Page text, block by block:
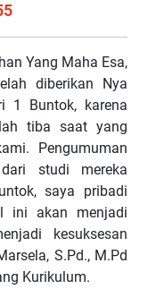
Yang Maha Esa,
diberikan Nya
1 Buntok, karena
tiba saat yang
Pengumuman
studi mereka
saya pribadi
ini akan menjadi
kesuksesan
S.Pd., M.Pd
Kurikulum.